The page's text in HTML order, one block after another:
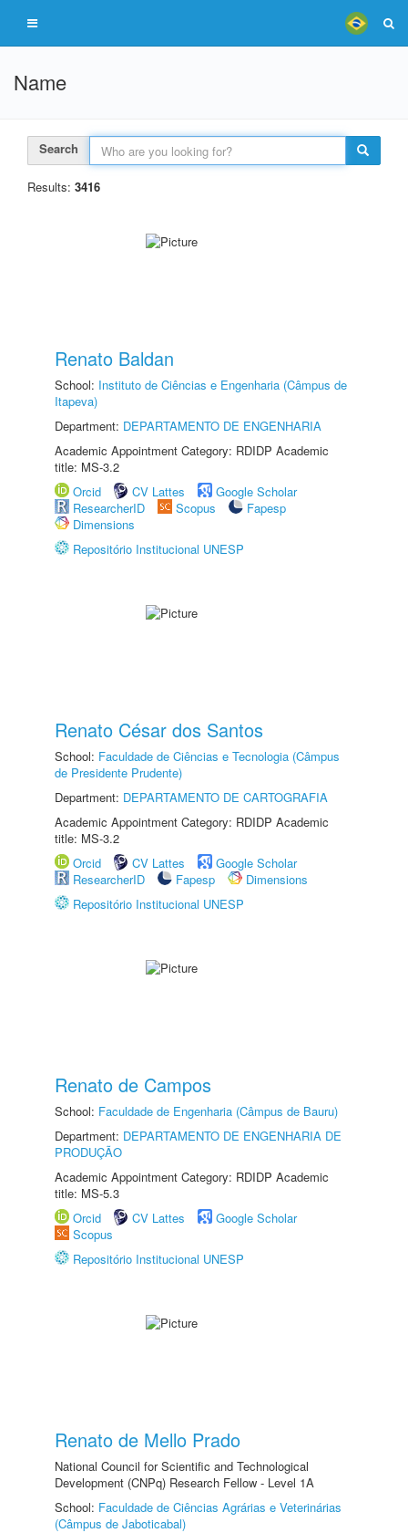
Name
Search
Results: 3416
Renato Baldan
School: Instituto de Ciências e Engenharia (Câmpus de
Itapeva)
Department: DEPARTAMENTO DE ENGENHARIA
Academic Appointment Category: RDIDP Academic
title: MS-3.2
Orcid
CV Lattes
Google Scholar
ResearcherID
Scopus
Fapesp
Dimensions
Repositório Institucional UNESP
Renato César dos Santos
School: Faculdade de Ciências e Tecnologia (Câmpus
de Presidente Prudente)
Department: DEPARTAMENTO DE CARTOGRAFIA
Academic Appointment Category: RDIDP Academic
title: MS-3.2
Orcid
CV Lattes
Google Scholar
ResearcherID
Fapesp
Dimensions
Repositório Institucional UNESP
Renato de Campos
School: Faculdade de Engenharia (Câmpus de Bauru)
Department: DEPARTAMENTO DE ENGENHARIA DE
PRODUÇÃO
Academic Appointment Category: RDIDP Academic
title: MS-5.3
Orcid
CV Lattes
Google Scholar
Scopus
Repositório Institucional UNESP
Renato de Mello Prado
National Council for Scientific and Technological
Development (CNPq) Research Fellow - Level 1A
School: Faculdade de Ciências Agrárias e Veterinárias
(Câmpus de Jaboticabal)